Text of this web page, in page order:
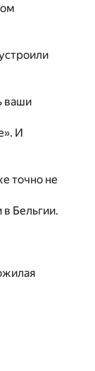
ваши
И
точно не
Бельгии.